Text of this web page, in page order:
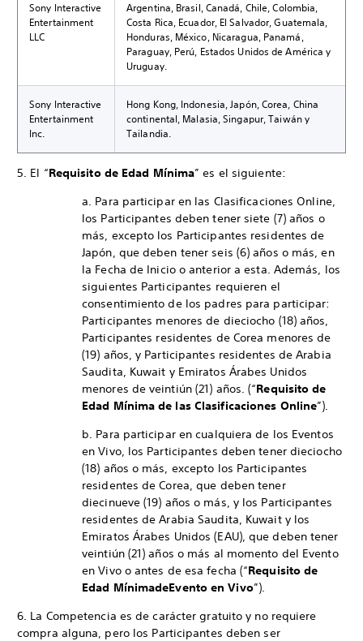
Sony Interactive
Entertainment
LLC
Argentina, Brasil, Canadá, Chile, Colombia,
Costa Rica, Ecuador, El Salvador, Guatemala,
Honduras, México, Nicaragua, Panamá,
Paraguay, Perú, Estados Unidos de América y
Uruguay.
Sony Interactive
Entertainment
Inc.
Hong Kong, Indonesia, Japón, Corea, China
continental, Malasia, Singapur, Taiwán y
Tailandia.
5. El “Requisito de Edad Mínima” es el siguiente:
a. Para participar en las Clasificaciones Online,
los Participantes deben tener siete (7) años o
más, excepto los Participantes residentes de
Japón, que deben tener seis (6) años o más, en
la Fecha de Inicio o anterior a esta. Además, los
siguientes Participantes requieren el
consentimiento de los padres para participar:
Participantes menores de dieciocho (18) años,
Participantes residentes de Corea menores de
(19) años, y Participantes residentes de Arabia
Saudita, Kuwait y Emiratos Árabes Unidos
menores de veintiún (21) años. (“Requisito de
Edad Mínima de las Clasificaciones Online”).
b. Para participar en cualquiera de los Eventos
en Vivo, los Participantes deben tener dieciocho
(18) años o más, excepto los Participantes
residentes de Corea, que deben tener
diecinueve (19) años o más, y los Participantes
residentes de Arabia Saudita, Kuwait y los
Emiratos Árabes Unidos (EAU), que deben tener
veintiún (21) años o más al momento del Evento
en Vivo o antes de esa fecha (“Requisito de
Edad MínimadeEvento en Vivo”).
6. La Competencia es de carácter gratuito y no requiere
compra alguna, pero los Participantes deben ser